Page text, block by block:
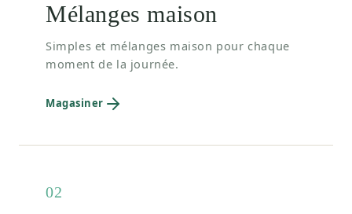
Mélanges maison
Simples et mélanges maison pour chaque
moment de la journée.
Magasiner
02